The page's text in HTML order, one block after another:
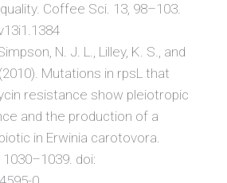
Coffee Sci. 13, 98–103.
N. J. L., Lilley, K. S., and
Mutations in rpsL that
resistance show pleiotropic
and the production of a
in Erwinia carotovora.
doi: